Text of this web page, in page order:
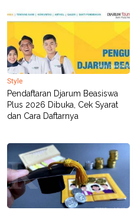
Style
Pendaftaran Djarum Beasiswa
Plus 2026 Dibuka, Cek Syarat
dan Cara Daftarnya